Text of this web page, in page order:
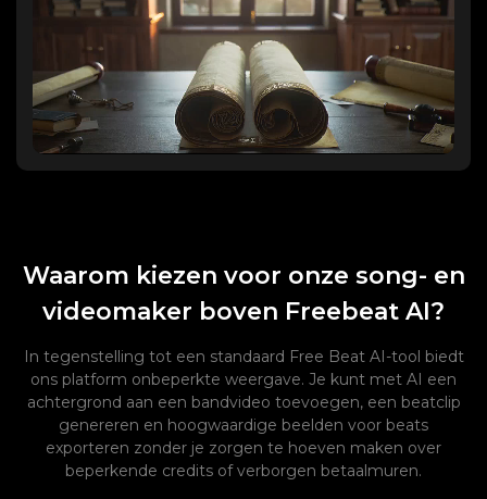
Waarom kiezen voor onze song- en
videomaker boven Freebeat AI?
In tegenstelling tot een standaard Free Beat AI-tool biedt
ons platform onbeperkte weergave. Je kunt met AI een
achtergrond aan een bandvideo toevoegen, een beatclip
genereren en hoogwaardige beelden voor beats
exporteren zonder je zorgen te hoeven maken over
beperkende credits of verborgen betaalmuren.